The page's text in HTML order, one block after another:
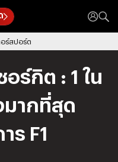
ร์สปอร์ต
ร์กิต : 1 ใน
ากที่สุด
ร F1